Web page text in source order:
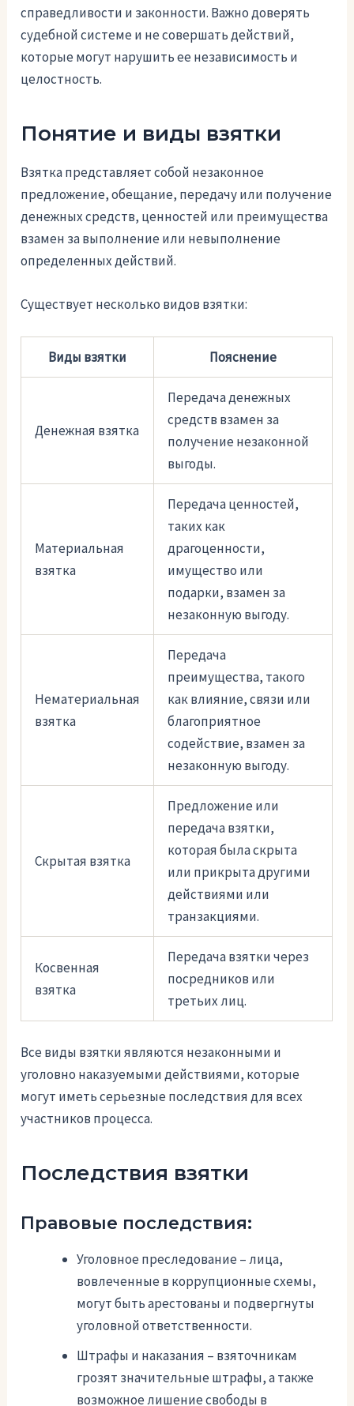
справедливости и законности. Важно доверять
судебной системе и не совершать действий,
которые могут нарушить ее независимость и
целостность.
Понятие и виды взятки
Взятка представляет собой незаконное
предложение, обещание, передачу или получение
денежных средств, ценностей или преимущества
взамен за выполнение или невыполнение
определенных действий.
Существует несколько видов взятки:
Виды взятки Пояснение
Денежная взятка
Передача денежных
средств взамен за
получение незаконной
выгоды.
Материальная
взятка
Передача ценностей,
таких как
драгоценности,
имущество или
подарки, взамен за
незаконную выгоду.
Нематериальная
взятка
Передача
преимущества, такого
как влияние, связи или
благоприятное
содействие, взамен за
незаконную выгоду.
Скрытая взятка
Предложение или
передача взятки,
которая была скрыта
или прикрыта другими
действиями или
транзакциями.
Косвенная
взятка
Передача взятки через
посредников или
третьих лиц.
Все виды взятки являются незаконными и
уголовно наказуемыми действиями, которые
могут иметь серьезные последствия для всех
участников процесса.
Последствия взятки
Правовые последствия:
Уголовное преследование – лица,
вовлеченные в коррупционные схемы,
могут быть арестованы и подвергнуты
уголовной ответственности.
Штрафы и наказания – взяточникам
грозят значительные штрафы, а также
возможное лишение свободы в